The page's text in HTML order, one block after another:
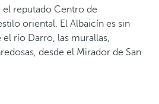
el reputado Centro de
oriental. El Albaicín es sin
río Darro, las murallas,
desde el Mirador de San